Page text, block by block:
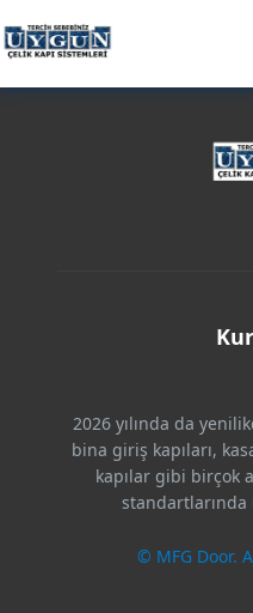
2026 yılında da
bina giriş kapıları,
kapılar gibi birçok
standartlarında
© MFG Door.